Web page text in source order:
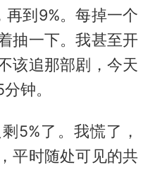
再到9%。每掉一个
抽一下。我甚至开
该追那部剧，今天
钟。
5%了。我慌了，
平时随处可见的共